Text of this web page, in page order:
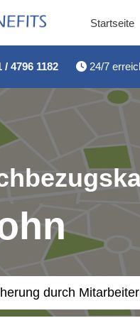
Startseite
/ 4796 1182 24/7
durch